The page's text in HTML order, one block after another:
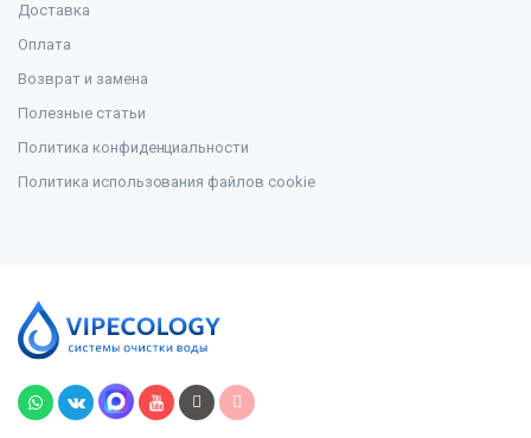
Доставка
Оплата
Возврат и замена
Полезные статьи
Политика конфиденциальности
Политика использования файлов cookie